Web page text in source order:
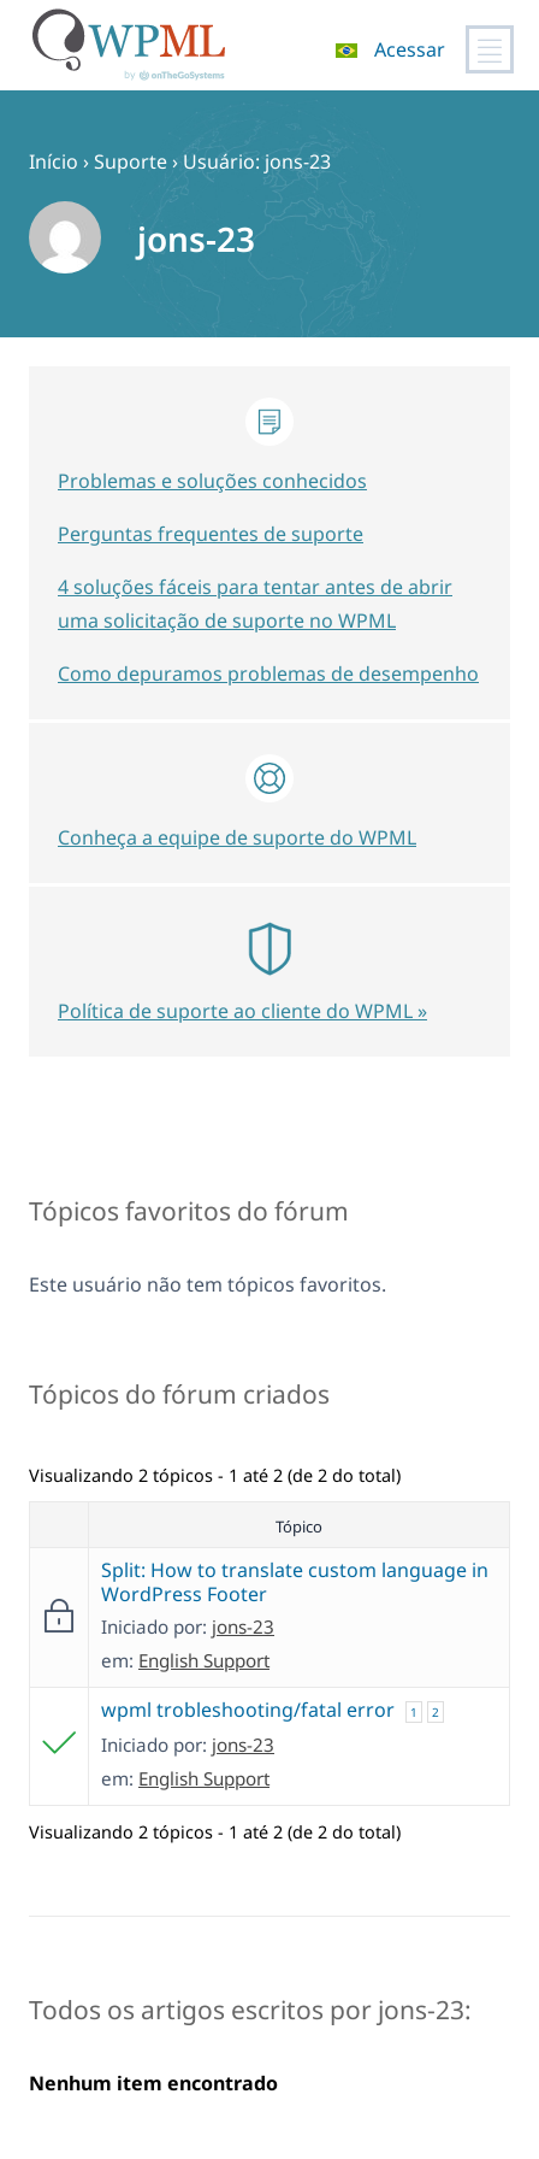
Acessar
Início ›Suporte› Usuário: jons-23
jons-23
Tópicos favoritos do fórum
Este usuário não tem tópicos favoritos.
Tópicos do fórum criados
Visualizando 2 tópicos - 1 até 2 (de 2 do total)
Tópico
Split: How to translate custom language in
WordPress Footer
Iniciado por: jons-23
em: English Support
wpml trobleshooting/fatal error 1 2
Iniciado por: jons-23
em: English Support
Visualizando 2 tópicos - 1 até 2 (de 2 do total)
Todos os artigos escritos por jons-23:
Nenhum item encontrado
Problemas e soluções conhecidos
Perguntas frequentes de suporte
4 soluções fáceis para tentar antes de abrir
uma solicitação de suporte no WPML
Como depuramos problemas de desempenho
Conheça a equipe de suporte do WPML
Política de suporte ao cliente do WPML »